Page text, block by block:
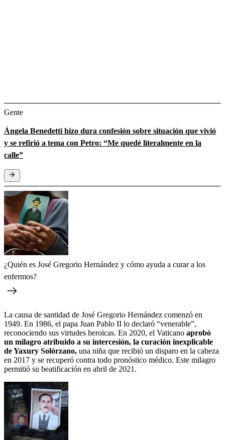
Gente
Ángela Benedetti hizo dura confesión sobre situación que vivió
y se refirió a tema con Petro: “Me quedé literalmente en la
calle”
¿Quién es José Gregorio Hernández y cómo ayuda a curar a los
enfermos?
La causa de santidad de José Gregorio Hernández comenzó en
1949. En 1986, el papa Juan Pablo II lo declaró “venerable”,
reconociendo sus virtudes heroicas. En 2020, el Vaticano aprobó
un milagro atribuido a su intercesión, la curación inexplicable
de Yaxury Solórzano, una niña que recibió un disparo en la cabeza
en 2017 y se recuperó contra todo pronóstico médico. Este milagro
permitió su beatificación en abril de 2021.